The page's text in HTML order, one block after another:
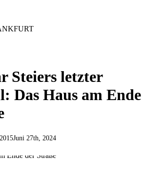
Steiers letzter
Das Haus am Ende
Juni 27th, 2024